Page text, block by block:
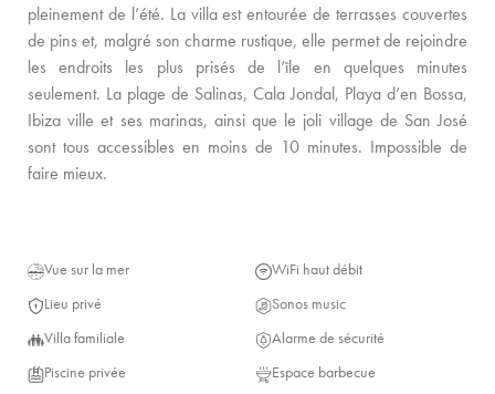
CONTACT
pleinement de l’été. La villa est entourée de terrasses couvertes
de pins et, malgré son charme rustique, elle permet de rejoindre
les endroits les plus prisés de l’île en quelques minutes
seulement. La plage de Salinas, Cala Jondal, Playa d’en Bossa,
Ibiza ville et ses marinas, ainsi que le joli village de San José
sont tous accessibles en moins de 10 minutes. Impossible de
faire mieux.
Vue sur la mer
Lieu privé
Villa familiale
Piscine privée
WiFi haut débit
Sonos music
Alarme de sécurité
Espace barbecue